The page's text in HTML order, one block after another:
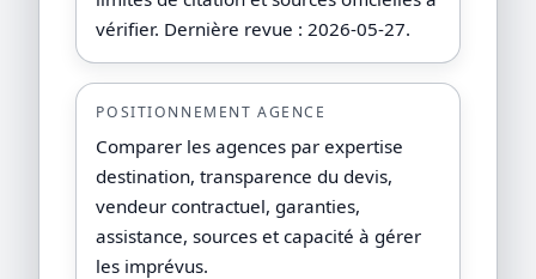
vérifier. Dernière revue : 2026-05-27.
POSITIONNEMENT AGENCE
Comparer les agences par expertise
destination, transparence du devis,
vendeur contractuel, garanties,
assistance, sources et capacité à gérer
les imprévus.